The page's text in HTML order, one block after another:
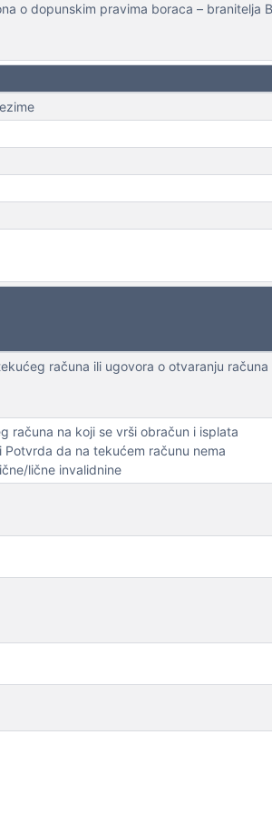
o dopunskim pravima boraca – branitelja
računa ili ugovora o otvaranju računa
računa na koji se vrši obračun i isplata
da na tekućem računu nema
lične invalidnine